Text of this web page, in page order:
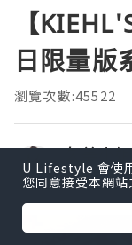
【
日限量版
瀏覽次數:45522
久美小
發佈於
U Lifestyle 會使
您同意接受本網站